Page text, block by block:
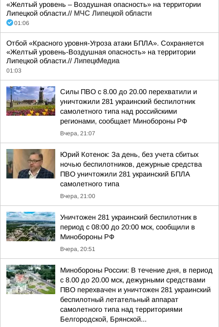
«Желтый уровень – Воздушная опасность» на территории
Липецкой области.// МЧС Липецкой области
01:06
Отбой «Красного уровня-Угроза атаки БПЛА». Сохраняется
«Желтый уровень-Воздушная опасность» на территории
Липецкой области.// ЛипецкМедиа
01:03
Силы ПВО с 8.00 до 20.00 перехватили и
уничтожили 281 украинский беспилотник
самолетного типа над российскими
регионами, сообщает Минобороны РФ
Вчера, 21:07
Юрий Котенок: За день, без учета сбитых
ночью беспилотников, дежурные средства
ПВО уничтожили 281 украинский БПЛА
самолетного типа
Вчера, 21:00
Уничтожен 281 украинский беспилотник в
период с 08:00 до 20:00 мск, сообщили в
Минобороны РФ
Вчера, 20:51
Минобороны России: В течение дня, в период
с 8.00 до 20.00 мск, дежурными средствами
ПВО перехвачен и уничтожен 281 украинский
беспилотный летательный аппарат
самолетного типа над территориями
Белгородской, Брянской...